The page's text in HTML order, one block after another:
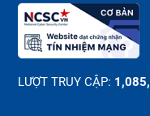
LƯỢT TRUY CẬP: